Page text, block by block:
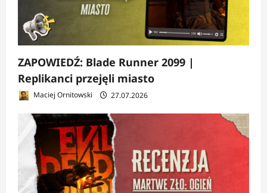
ZAPOWIEDŹ: Blade Runner 2099 |
Replikanci przejęli miasto
Maciej Ornitowski 27.07.2026